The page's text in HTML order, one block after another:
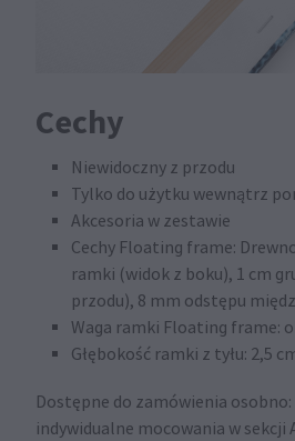
Cechy
Niewidoczny z przodu
Tylko do użytku wewnątrz
Akcesoria w zestawie
Cechy Floating frame:
ramki (widok z boku), 1 cm
przodu), 8 mm odstępu
Waga ramki Floating frame:
Głębokość ramki z tyłu: 2,5
Dostępne do zamówienia
indywidualne mocowania w sekcji